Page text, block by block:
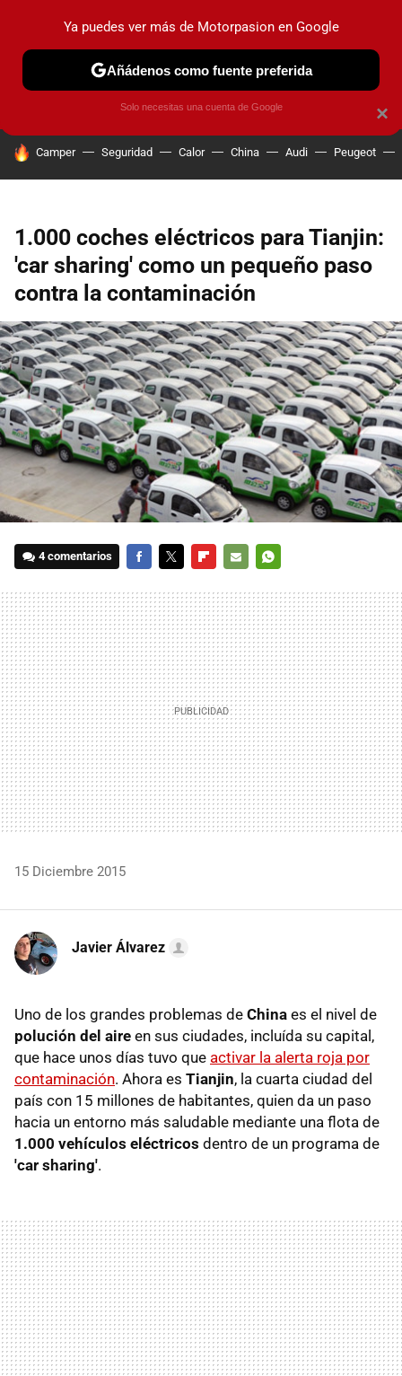
PRUEBAS COCHES ELÉCTRICOS OBSERVATORIO
HOY SE HABLA DE
Camper Seguridad Calor China Audi Peugeot
1.000 coches eléctricos para Tianjin:
'car sharing' como un pequeño paso
contra la contaminación
4 comentarios
MAIL
15 Diciembre 2015
Javier Álvarez
Uno de los grandes problemas de China es el nivel de
polución del aire en sus ciudades, incluída su capital,
que hace unos días tuvo que activar la alerta roja por
contaminación. Ahora es Tianjin, la cuarta ciudad del
país con 15 millones de habitantes, quien da un paso
hacia un entorno más saludable mediante una flota de
1.000 vehículos eléctricos dentro de un programa de
'car sharing'.
×
Ya puedes ver más de Motorpasion en Google
Añádenos como fuente preferida
Solo necesitas una cuenta de Google